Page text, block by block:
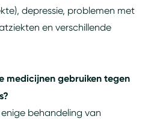
depressie, problemen met
en verschillende
medicijnen gebruiken tegen
behandeling van